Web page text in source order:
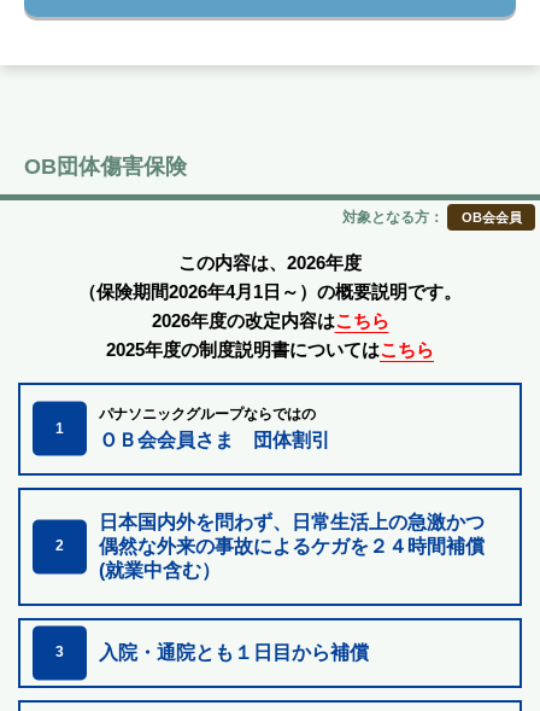
OB団体傷害保険
対象となる方： OB会会員
この内容は、2026年度
（保険期間2026年4月1日～）の概要説明です。
2026年度の改定内容はこちら
2025年度の制度説明書についてはこちら
1
パナソニックグループならではの
ＯＢ会会員さま 団体割引
2
日本国内外を問わず、日常生活上の急激かつ
偶然な外来の事故によるケガを２４時間補償
(就業中含む）
3 入院・通院とも１日目から補償